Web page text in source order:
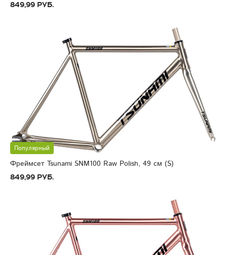
849,99 руб.
Популярный
Фреймсет Tsunami SNM100 Raw Polish, 49 см (S)
849,99 руб.